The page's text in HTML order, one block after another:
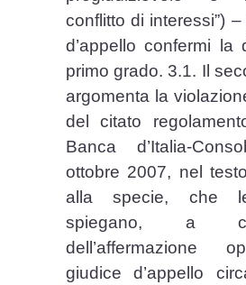
conflitto di interessi”)
d’appello confermi la
primo grado. 3.1. Il
argomenta la
del citato
Banca d’Italia-
ottobre 2007, nel
alla specie, che
spiegano, a
dell’affermazione
giudice d’appello